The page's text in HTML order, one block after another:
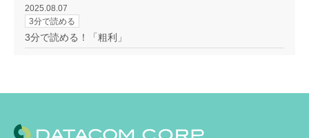
2025.08.07
3分で読める
3分で読める！「粗利」